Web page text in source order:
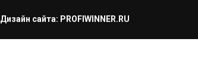
Дизайн сайта: PROFIWINNER.RU